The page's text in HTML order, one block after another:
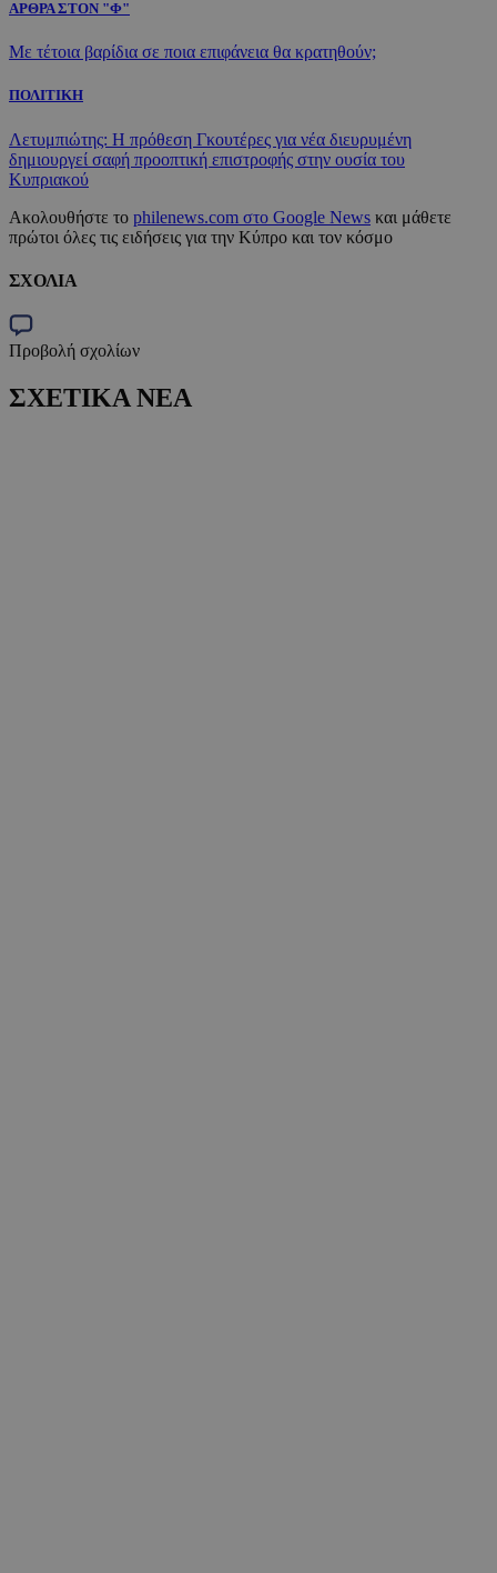
ΑΡΘΡΑ ΣΤΟΝ "Φ"
Με τέτοια βαρίδια σε ποια επιφάνεια θα κρατηθούν;
ΠΟΛΙΤΙΚΗ
Λετυμπιώτης: Η πρόθεση Γκουτέρες για νέα διευρυμένη
δημιουργεί σαφή προοπτική επιστροφής στην ουσία του
Κυπριακού
Ακολουθήστε το philenews.com στο Google News και μάθετε
πρώτοι όλες τις ειδήσεις για την Κύπρο και τον κόσμο
ΣΧΟΛΙΑ
Προβολή σχολίων
ΣΧΕΤΙΚΑ ΝΕΑ